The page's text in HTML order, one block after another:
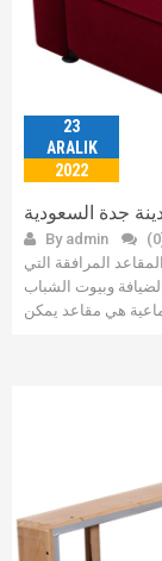
23
ARALIK
2022
جدة السعودية
By admin
المرافقة التي
وبيوت الشباب
هي مقاعد يمكن